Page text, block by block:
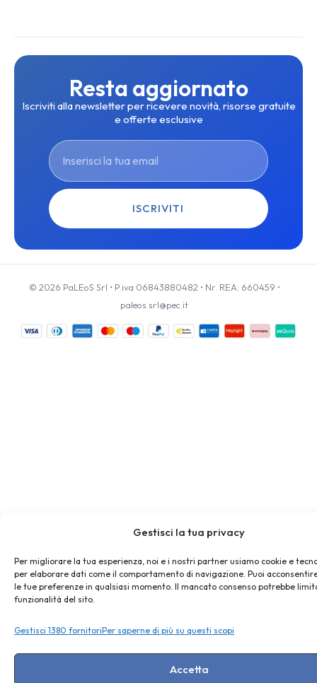
Gestisci la tua privacy
Per migliorare la tua esperienza, noi e i nostri partner usiamo cookie e
per elaborare dati come il comportamento di navigazione. Puoi
le tue preferenze in qualsiasi momento. Il mancato consenso potrebbe
funzionalità del sito.
Gestisci 1380 fornitoriPer saperne di più su questi scopi
Accetta
Resta aggiornato
Iscriviti alla newsletter per ricevere novità, risorse gratuite
e offerte esclusive
ISCRIVITI
© 2026 PaLEoS Srl • P.iva 06843880482 • Nr. REA: 660459 •
paleos.srl@pec.it